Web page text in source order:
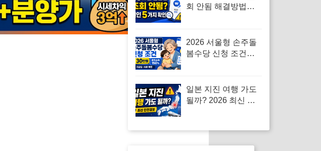
회 안됨 해결방법｜
2026 서울형 손주돌
봄수당 신청 조건｜
일본 지진 여행 가도
될까? 2026 최신 현